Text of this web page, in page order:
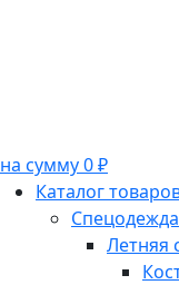
на сумму 0 ₽
Каталог
Спецодежда
Летняя